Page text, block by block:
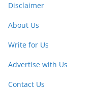
Disclaimer
About Us
Write for Us
Advertise with Us
Contact Us